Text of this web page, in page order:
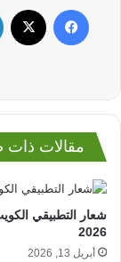
فيسبوك
مقالات ذات
شعار التطبيقي
2026
أبريل 13, 2026